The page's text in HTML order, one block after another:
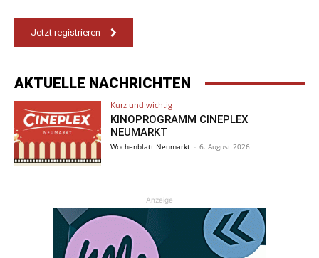
Jetzt registrieren
AKTUELLE NACHRICHTEN
Kurz und wichtig
KINOPROGRAMM CINEPLEX
NEUMARKT
Wochenblatt Neumarkt - 6. August 2026
Anzeige